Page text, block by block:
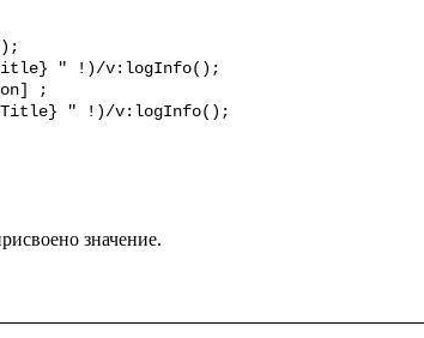
" !)/v:logInfo();
;
" !)/v:logInfo();
значение.